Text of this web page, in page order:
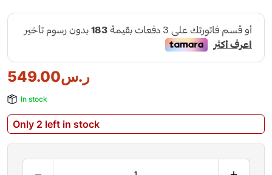
ر.س549.00
In stock
Only 2 left in stock